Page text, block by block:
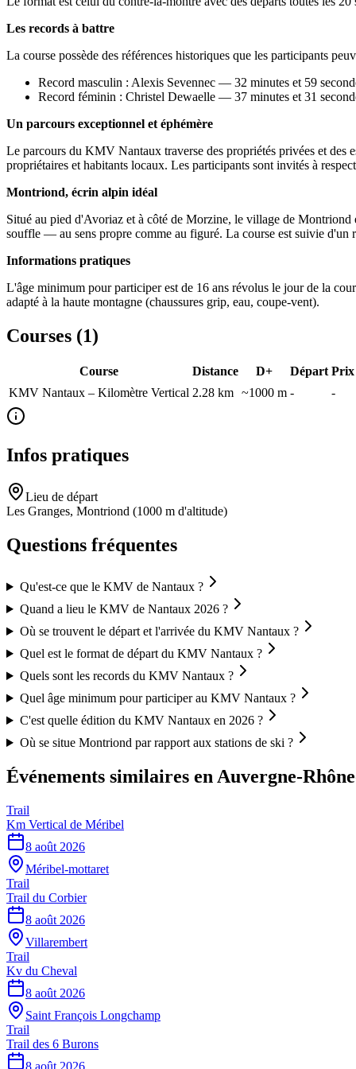
Les records à battre
La course possède des références historiques que les participants
Record masculin : Alexis Sevennec — 32 minutes et 59
Record féminin : Christel Dewaelle — 37 minutes et 31
Un parcours exceptionnel et éphémère
Le parcours du KMV Nantaux traverse des propriétés privées et des
propriétaires et habitants locaux. Les participants sont invités à
Montriond, écrin alpin idéal
Situé au pied d'Avoriaz et à côté de Morzine, le village de
souffle — au sens propre comme au figuré. La course est suivie d'un
Informations pratiques
L'âge minimum pour participer est de 16 ans révolus le jour de la
adapté à la haute montagne (chaussures grip, eau, coupe-vent).
Courses (1)
Course Distance D+ Départ Prix
KMV Nantaux – Kilomètre Vertical 2.28 km ~1000 m - -
Infos pratiques
Lieu de départ
Les Granges, Montriond (1000 m d'altitude)
Questions fréquentes
Qu'est-ce que le KMV de Nantaux ?
Quand a lieu le KMV de Nantaux 2026 ?
Où se trouvent le départ et l'arrivée du KMV Nantaux ?
Quel est le format de départ du KMV Nantaux ?
Quels sont les records du KMV Nantaux ?
Quel âge minimum pour participer au KMV Nantaux ?
C'est quelle édition du KMV Nantaux en 2026 ?
Où se situe Montriond par rapport aux stations de ski ?
Événements similaires en Auvergne-
Trail
Km Vertical de Méribel
8 août 2026
Méribel-mottaret
Trail
Trail du Corbier
8 août 2026
Villarembert
Trail
Kv du Cheval
8 août 2026
Saint François Longchamp
Trail
Trail des 6 Burons
8 août 2026